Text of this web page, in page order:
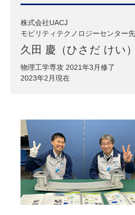
株式会社UACJ
モビリティテクノロジーセンター
久田 慶（ひさだ けい）
物理工学専攻 2021年3月修了
2023年2月現在